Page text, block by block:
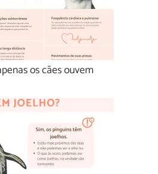
os cães ouvem